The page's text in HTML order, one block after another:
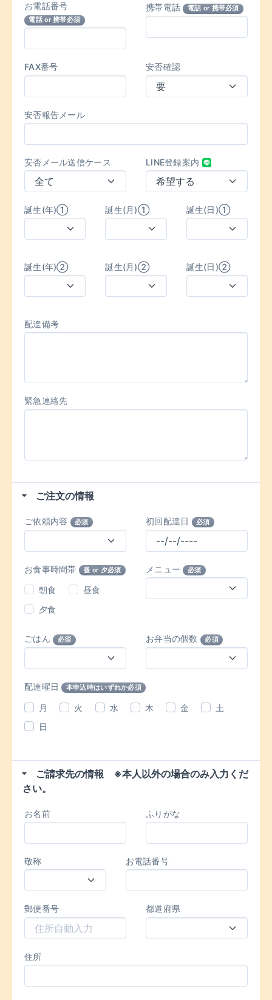
お電話番号
電話 or 携帯必須
携帯電話 電話 or 携帯必須
FAX番号 安否確認
安否報告メール
安否メール送信ケース LINE登録案内
誕生(年)① 誕生(月)① 誕生(日)①
誕生(年)② 誕生(月)② 誕生(日)②
配達備考
緊急連絡先
ご注文の情報
ご依頼内容 必須 初回配達日 必須
お食事時間帯 昼 or 夕必須
朝食
昼食
夕食
メニュー 必須
ごはん 必須 お弁当の個数 必須
配達曜日 本申込時はいずれか必須
月 火 水 木 金
土
日
ご請求先の情報 ※本人以外の場合のみ入力くだ
さい。
お名前 ふりがな
敬称 お電話番号
郵便番号 都道府県
住所